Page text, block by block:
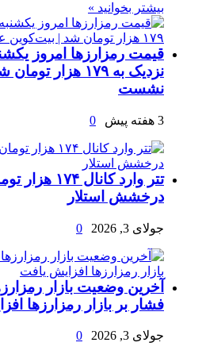
بیشتر بخوانید »
نزدیک به ۱۷۹
نشست
3 هفته پیش 0
تتر وارد
درخشش استلار
جولای 3, 2026 0
آخرین وضعیت بازار
فشار بر بازار رمزارزها
جولای 3, 2026 0